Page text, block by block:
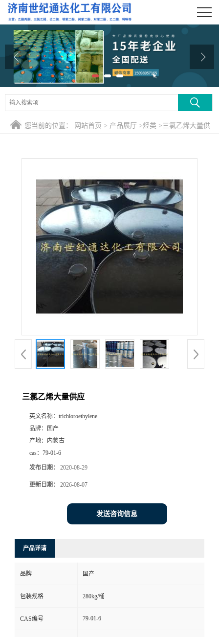
公司首页
公司介绍
公司动态
产品展厅
证书荣誉
您当前的位置： 网站首页 > 产品展厅 >烃类 >三氯乙烯大量供
三氯乙烯大量供应
英文名称： trichloroethylene
品牌：
国产
产地：
内蒙古
cas： 79-01-6
发布日期： 2020-08-29
更新日期： 2026-08-07
发送咨询信息
产品详请
品牌 国产
包装规格 280kg/桶
CAS编号 79-01-6